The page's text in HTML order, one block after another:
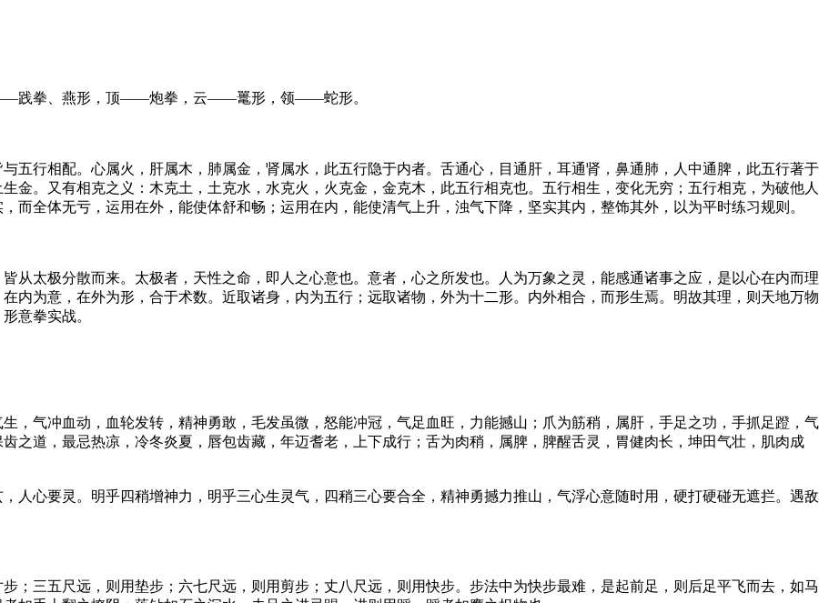
、燕形，顶——炮拳，云——鼍形，领——蛇形。
行相配。心属火，肝属木，肺属金，肾属水，此五行隐于内者。舌通心，目通肝，耳通肾，鼻通肺，人中通脾，此五行著于
金。又有相克之义：木克土，土克水，水克火，火克金，金克木，此五行相克也。五行相生，变化无穷；五行相克，为破他人
而全体无亏，运用在外，能使体舒和畅；运用在内，能使清气上升，浊气下降，坚实其内，整饰其外，以为平时练习规则。
太极分散而来。太极者，天性之命，即人之心意也。意者，心之所发也。人为万象之灵，能感通诸事之应，是以心在内而理
内为意，在外为形，合于术数。近取诸身，内为五行；远取诸物，外为十二形。内外相合，而形生焉。明故其理，则天地万物
意拳实战。
气冲血动，血轮发转，精神勇敢，毛发虽微，怒能冲冠，气足血旺，力能撼山；爪为筋稍，属肝，手足之功，手抓足蹬，气
之道，最忌热凉，冷冬炎夏，唇包齿藏，年迈耆老，上下成行；舌为肉稍，属脾，脾醒舌灵，胃健肉长，坤田气壮，肌肉成
心要灵。明乎四稍增神力，明乎三心生灵气，四稍三心要合全，精神勇撼力推山，气浮心意随时用，硬打硬碰无遮拦。遇敌
三五尺远，则用垫步；六七尺远，则用剪步；丈八尺远，则用快步。步法中为快步最难，是起前足，则后足平飞而去，如马